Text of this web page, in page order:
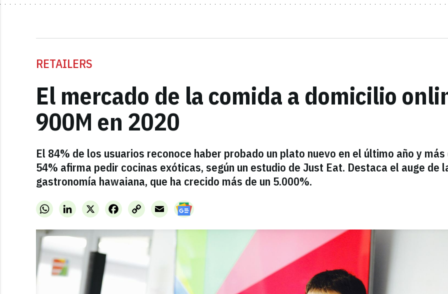
RETAILERS
El mercado de la comida a domicilio
900M en 2020
El 84% de los usuarios reconoce haber probado un plato nuevo en el último año y más
54% afirma pedir cocinas exóticas, según un estudio de Just Eat. Destaca el auge de
gastronomía hawaiana, que ha crecido más de un 5.000%.
WhatsAppLinkedInX FacebookCopy
Link
Email